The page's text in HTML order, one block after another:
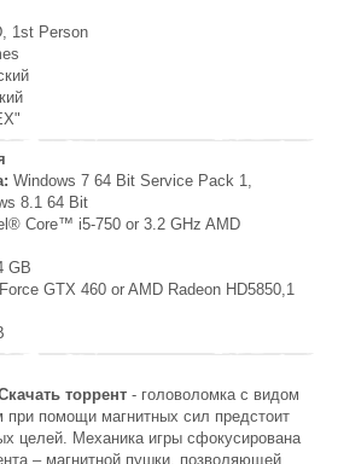
1st Person
Windows 7 64 Bit Service Pack 1,
8.1 64 Bit
Core™ i5-750 or 3.2 GHz AMD
GB
GTX 460 or AMD Radeon HD5850,1
торрент - головоломка с видом
при помощи магнитных сил предстоит
целей. Механика игры сфокусирована
– магнитной пушки, позволяющей